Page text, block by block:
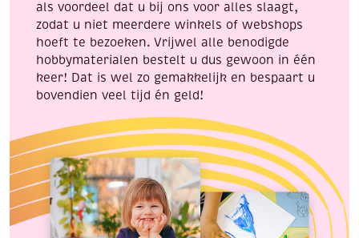
als voordeel dat u bij ons voor alles slaagt,
zodat u niet meerdere winkels of webshops
hoeft te bezoeken. Vrijwel alle benodigde
hobbymaterialen bestelt u dus gewoon in één
keer! Dat is wel zo gemakkelijk en bespaart u
bovendien veel tijd én geld!